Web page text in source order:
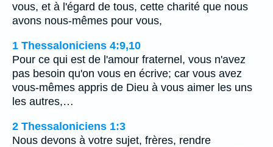
vous, et à l'égard de tous, cette charité que nous
avons nous-mêmes pour vous,
1 Thessaloniciens 4:9,10
Pour ce qui est de l'amour fraternel, vous n'avez
pas besoin qu'on vous en écrive; car vous avez
vous-mêmes appris de Dieu à vous aimer les uns
les autres,…
2 Thessaloniciens 1:3
Nous devons à votre sujet, frères, rendre